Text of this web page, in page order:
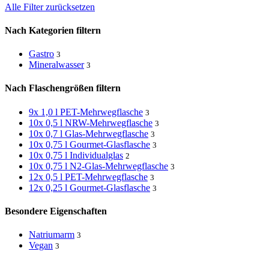
Close
Alle Filter zurücksetzen
Nach Kategorien filtern
Gastro 3
Mineralwasser 3
Nach Flaschengrößen filtern
9x 1,0 l PET-Mehrwegflasche 3
10x 0,5 l NRW-Mehrwegflasche 3
10x 0,7 l Glas-Mehrwegflasche 3
10x 0,75 l Gourmet-Glasflasche 3
10x 0,75 l Individualglas 2
10x 0,75 l N2-Glas-Mehrwegflasche 3
12x 0,5 l PET-Mehrwegflasche 3
12x 0,25 l Gourmet-Glasflasche 3
Besondere Eigenschaften
Natriumarm 3
Vegan 3